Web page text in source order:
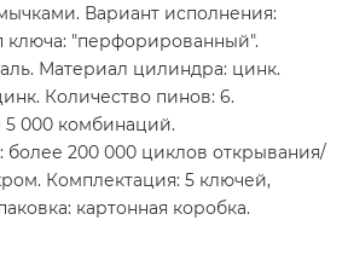
Вариант исполнения:
ключа: "перфорированный".
Материал цилиндра: цинк.
Количество пинов: 6.
5 000 комбинаций.
более 200 000 циклов открывания/
Комплектация: 5 ключей,
картонная коробка.